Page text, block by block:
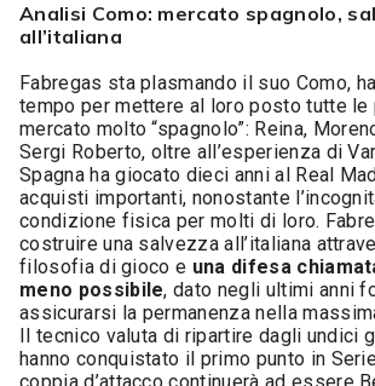
Analisi Como: mercato spagnolo,
all’italiana
Fabregas sta plasmando il suo Como,
tempo per mettere al loro posto tutte le
mercato molto “spagnolo”: Reina,
Sergi Roberto, oltre all’esperienza di
Spagna ha giocato dieci anni al Real
acquisti importanti, nonostante
condizione fisica per molti di loro.
costruire una salvezza all’italiana
filosofia di gioco e una difesa
meno possibile, dato negli ultimi anni
assicurarsi la permanenza nella
Il tecnico valuta di ripartire dagli undici
hanno conquistato il primo punto in